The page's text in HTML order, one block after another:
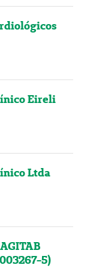
Eireli
Ltda
5)